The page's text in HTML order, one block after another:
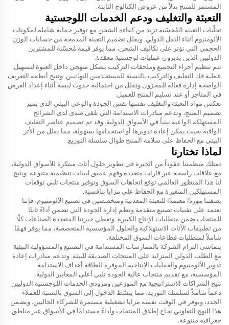
المستمر للمنتج بدلاً من عروض الكتالوج الثابتة.
التعبئة والتغليف ودعم الخدمات اللوجستية
تحلّيات التعبئة المُحسّنة تزيد من كفاءة الشحن مع توفير حماية شاملة لمكونات
الألومنيوم أثناء النقل الدولي. ويقلل تصميم التعبئة المدمجة من حسابات الوزن
الحجمي التي تؤثر على تكاليف الشحن، مما يوفر قيمة مُحسّنة للمشترين
الدوليين الذين يديرون عمليات لوجستية معقدة.
تتم تنظيم أجزاء التجميع وملحقات التركيب بشكل منهجي داخل العبوة لتسهيل
عملية فك التغليف والتركيب بالنسبة للمستخدمين النهائيين. وتتيح أنظمة التعريف
الواضحة إدارة فعالة للمخزون وتقلل من احتمالية حدوث لبسة أثناء إعداد العرض
في المتاجر أو عند تسليم المنتج للعميل.
تعكس مواد التعبئة والتغليف نفسها نفس الجودة والوعي البيئي الذي يميز
تصميم المنتج، وتدعم مبادرات الاستدامة التي تلقى صدى لدى الشرائح
المستهلكة الواعية بيئياً في الأسواق الدولية. وقد تم تصميم عناصر التغليف
الواقية بحيث يمكن إعادة تدويرها أو استخدامها بسهولة، مما يقلل من الأثر
البيئي مع الحفاظ على سلامة المنتج طوال سلسلة التوزيع.
لماذا تختارنا
تمتلك منظمتنا عقوداً من الخبرة في تطوير حلول أثاث مبتكرة للأسواق الدولية،
مع علاقات راسخة عبر قارات متعددة وفهم عميق لبيئات تنظيمية متنوعة. ويتيح
لنا هذا المنظور العالمي توقع اتجاهات السوق وتوفير منتجات تلبي توقعات
المستهلكين المتغيرة مع الحفاظ على مزايا تنافسية.
بصفتنا موردًا معتمدًا للتعبئة المعدنية ومتخصصين في تصنيع الألومنيوم، فإننا
نعتمد على تقنيات تصنيع متقدمة ونظم إدارة الجودة التي تضمن أداءً ثابتًا
للمنتجات ضمن متطلبات الإنتاج الكبيرة. وتغطي خبرتنا المتعددة الصناعات كلًا
من تطبيقات الأثاث الاستهلاكية والحلول المؤسسية المتخصصة، مما يوفر فهمًا
شاملاً لمتطلبات قطاعات السوق المختلفة.
يتماشى التزام الشركة بالممارسات المستدامة في التصنيع والمسؤولية البيئية
مع الطلب الدولي المتزايد على المنتجات الصديقة للبيئة. وتدعم مبادرات إعادة
تدوير الألومنيوم والعمليات الإنتاجية الموفرة للطاقة أهداف الاستدامة
المؤسسية، مع تقديم منتجات عالية الجودة تلبي أعلى المعايير الدولية.
تتيح الشراكات الاستراتيجية مع الموزعين ومزودي الخدمات اللوجستية الدوليين
دعماً شاملاً لسلسلة التوريد، مما يبسّط الدخول إلى السوق بالنسبة للعملاء
الجدد، ويوفر في الوقت نفسه مزايا تشغيلية مستمرة للشركاء الحاليين. ويضمن
هذا النهج التعاوني نجاح إطلاق المنتجات وأداءً مستدامًا في الأسواق عبر مناطق
جغرافية متنوعة.